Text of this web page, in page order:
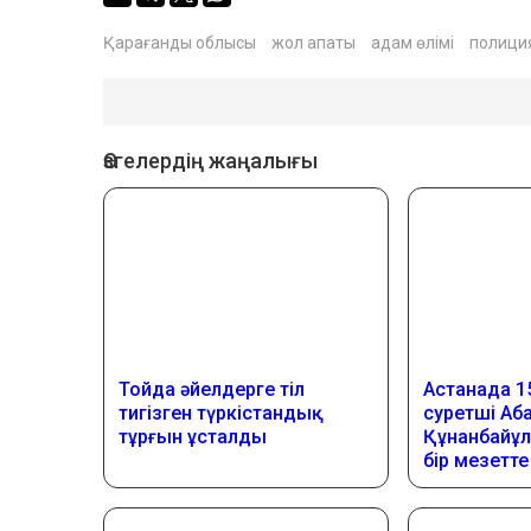
Қарағанды облысы жол апаты адам өлімі